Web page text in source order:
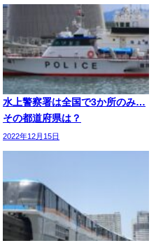
水上警察署は全国で3か所のみ…
その都道府県は？
2022年12月15日